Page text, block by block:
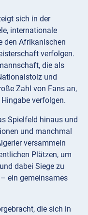
sich in der
internationale
den Afrikanischen
verfolgen.
die als
und
Zahl von Fans an,
verfolgen.
Spielfeld hinaus und
und manchmal
versammeln
Plätzen, um
dabei Siege zu
ein gemeinsames
die sich in